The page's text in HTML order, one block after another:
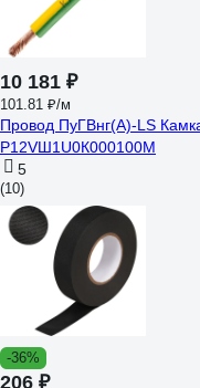
10 181 ₽
101.81 ₽/м
Провод ПуГВнг(А)-LS
Р12VШ1U0К000100М
5
(10)
-36%
206 ₽